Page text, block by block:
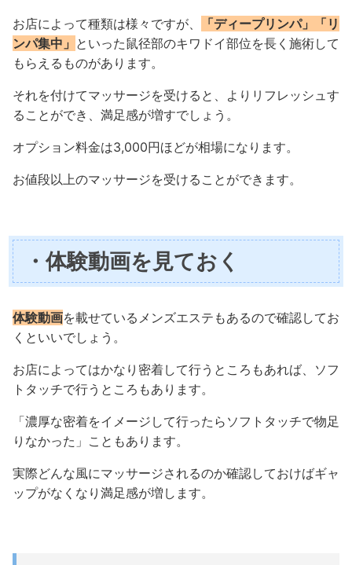
お店によって種類は様々ですが、
「ディープリンパ」「リ
ンパ集中」 といった鼠径部のキワドイ部位を長く施術して
もらえるものがあります。
それを付けてマッサージを受けると、よりリフレッシュす
ることができ、満足感が増すでしょう。
オプション料金は3,000円ほどが相場になります。
お値段以上のマッサージを受けることができます。
・体験動画を見ておく
体験動画を載せているメンズエステもあるので確認してお
くといいでしょう。
お店によってはかなり密着して行うところもあれば、ソフ
トタッチで行うところもあります。
「濃厚な密着をイメージして行ったらソフトタッチで物足
りなかった」こともあります。
実際どんな風にマッサージされるのか確認しておけばギャ
ップがなくなり満足感が増します。